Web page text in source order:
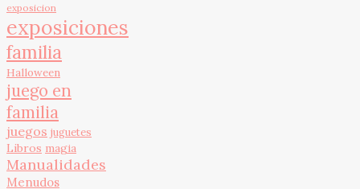
exposicion
exposiciones
familia
Halloween
juego en
familia
juegos juguetes
Libros magia
Manualidades
Menudos